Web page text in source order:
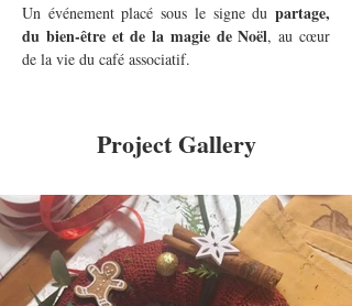
Un événement placé sous le signe du partage,
du bien-être et de la magie de Noël, au cœur
de la vie du café associatif.
Project Gallery